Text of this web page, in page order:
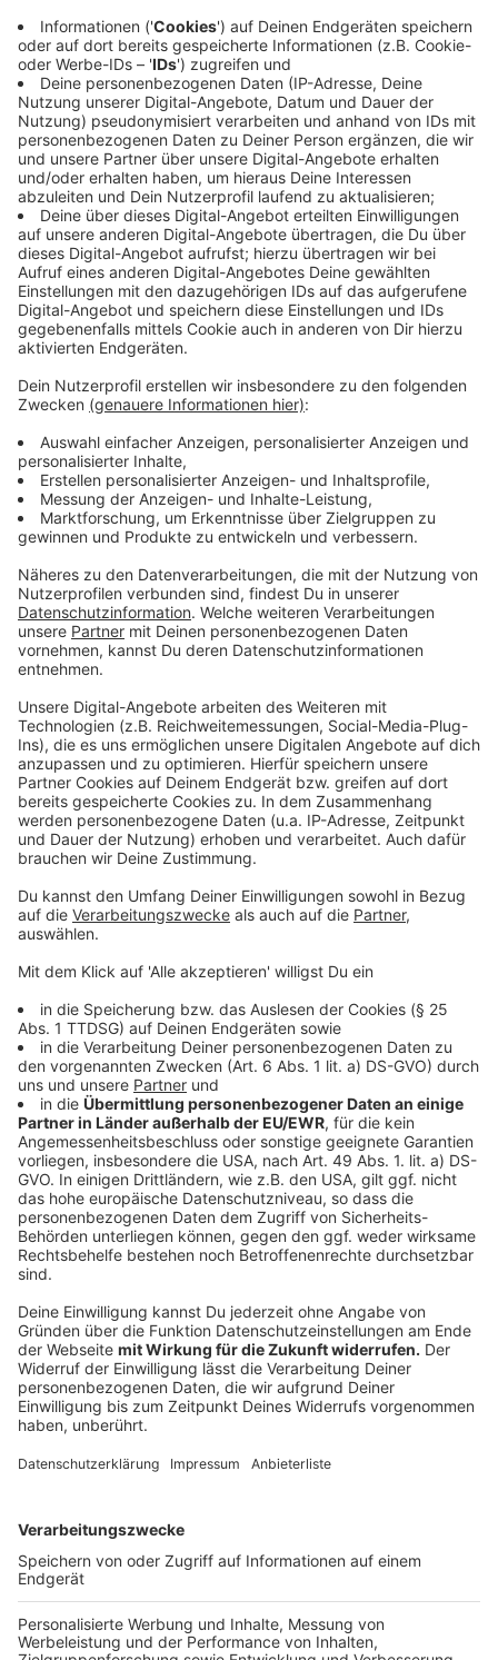
"jeden Tag hunderte Millionen Euro" an Wladimir Putin.
Man stünde vor den Konsequenzen, dass
Lebensgrundlagen weltweit kollidieren und man
politisch erpressbar geworden wäre. Die Forderung der
Verantwortlichen der Klimabewegung lautet daher:
Unabhängig von fossilen Energien werden, erneuerbare
Energien ausbauen - sonst nehmen Extremwetter und
das Artensterben weiter zu.
Anzeige
Erneuerbare Energie: für besseres Klima und
gegen Krieg
Anzeige
Für die Klimabewegung Fridays for Future sind
Klimagerechtigkeit und Frieden untrennbar miteinander
verbunden. "Erneuerbare Energien auszubauen, ist
Klimakatastrophen", sagte Aktivistin Elisa Bas am
Montag in Hamburg. Durch Deutschlands Abhängigkeit
von Kohle, Öl und Gas werde der Krieg in der Ukraine
mitfinanziert. "Um nachhaltigen Frieden zu garantieren,
die Abhängigkeit von fossilen Energien konsequent
abzubauen und die erneuerbaren Energien auszubauen",
forderte Aktivistin Pauline Brünger. Beim 10. globalen
Klimastreik wollen nach Angaben von Fridays For
Future überall auf der Welt Menschen für
Klimagerechtigkeit und Frieden demonstrieren - von
Taiwan über Nigeria bis nach Australien. Allein in
Deutschland seien Aktionen an 240 Orten geplant.
Anzeige
Der Überblick über die Demos
Anzeige
In Nordrhein-Westfalen finden in nahezu jeder
größeren Stadt Demos statt, aber auch in kleineren
Gemeinden. Rund 80 Städte beziehungsweise 270
Demonstrationsorte sind dabei. Wo und wann eine
lokale Demonstration stattfindet, können
Interessierte in derHIERaufgeführten Karte einsehen.
Future-Bewegung am 25. März an.
Autor: Joachim Schultheis (mit dpa)
Anzeige
Anzeige